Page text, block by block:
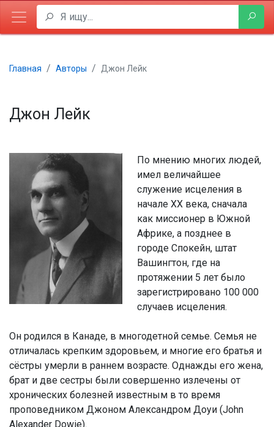
Главная Авторы Джон Лейк
Джон Лейк
По мнению многих людей,
имел величайшее
служение исцеления в
начале ХХ века, сначала
как миссионер в Южной
Африке, а позднее в
городе Спокейн, штат
Вашингтон, где на
протяжении 5 лет было
зарегистрировано 100 000
случаев исцеления.
Он родился в Канаде, в многодетной семье. Семья не
отличалась крепким здоровьем, и многие его братья и
сёстры умерли в раннем возрасте. Однажды его жена,
брат и две сестры были совершенно излечены от
хронических болезней известным в то время
проповедником Джоном Александром Доуи (John
Alexander Dowie).